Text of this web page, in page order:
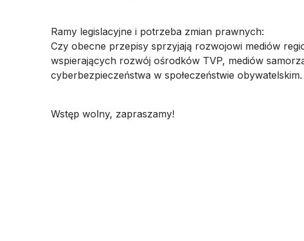
Ramy legislacyjne i potrzeba zmian prawnych:
Czy obecne przepisy sprzyjają rozwojowi mediów
wspierających rozwój ośrodków TVP, mediów
cyberbezpieczeństwa w społeczeństwie obywatelskim.
Wstęp wolny, zapraszamy!